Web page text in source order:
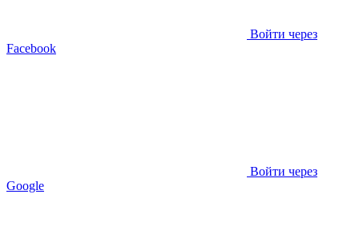
Войти через
Facebook
Войти через
Google